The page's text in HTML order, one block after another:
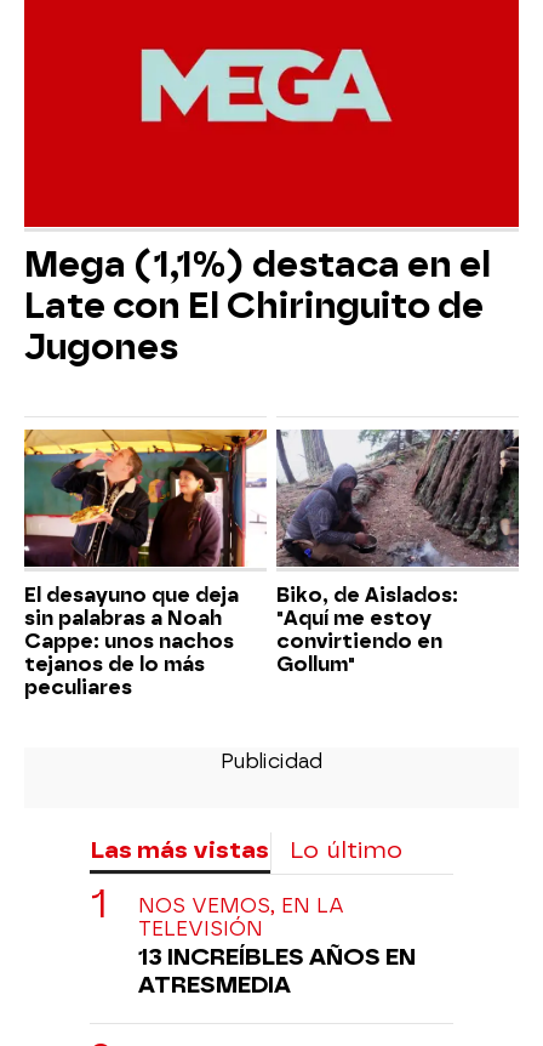
Mega (1,1%) destaca en el
Late con El Chiringuito de
Jugones
El desayuno que deja
sin palabras a Noah
Cappe: unos nachos
tejanos de lo más
peculiares
Biko, de Aislados:
"Aquí me estoy
convirtiendo en
Gollum"
Las más vistas Lo último
NOS VEMOS, EN LA
TELEVISIÓN
13 INCREÍBLES AÑOS EN
ATRESMEDIA